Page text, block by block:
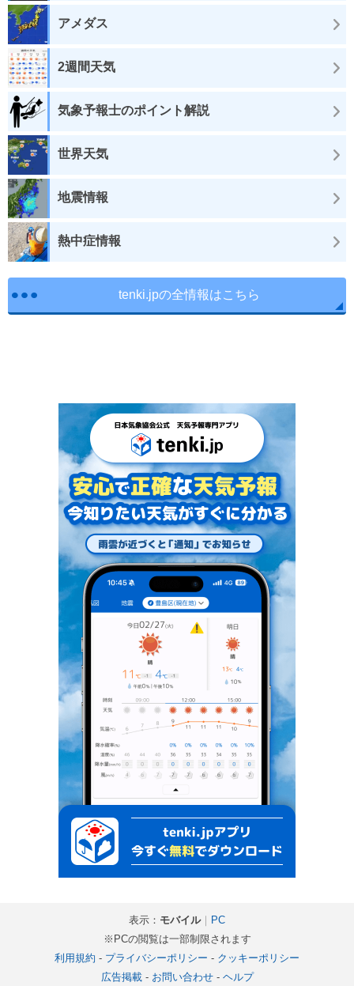
アメダス
2週間天気
気象予報士のポイント解説
世界天気
地震情報
熱中症情報
tenki.jpの全情報はこちら
表示： モバイル｜ PC
※PCの閲覧は一部制限されます
利用規約 - プライバシーポリシー - クッキーポリシー
広告掲載- お問い合わせ- ヘルプ